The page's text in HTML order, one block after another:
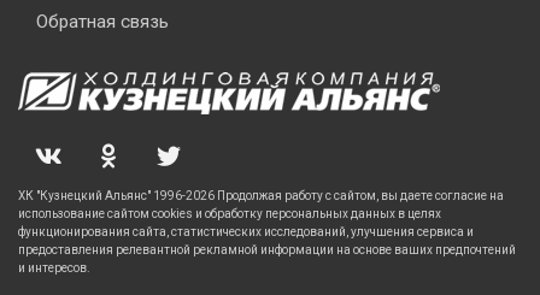
Обратная связь
ХК "Кузнецкий Альянс" 1996-2026 Продолжая работу с сайтом, вы даете согласие на
использование сайтом cookies и обработку персональных данных в целях
функционирования сайта, статистических исследований, улучшения сервиса и
предоставления релевантной рекламной информации на основе ваших предпочтений
и интересов.